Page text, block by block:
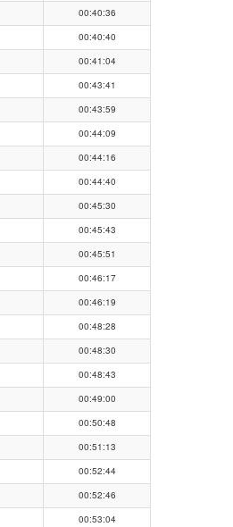
00:40:36
00:40:40
00:41:04
00:43:41
00:43:59
00:44:09
00:44:16
00:44:40
00:45:30
00:45:43
00:45:51
00:46:17
00:46:19
00:48:28
00:48:30
00:48:43
00:49:00
00:50:48
00:51:13
00:52:44
00:52:46
00:53:04